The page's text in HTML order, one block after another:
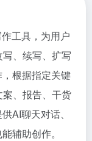
工具，为用户
、续写、扩写
根据指定关键
、报告、干货
AI聊天对话、
辅助创作。